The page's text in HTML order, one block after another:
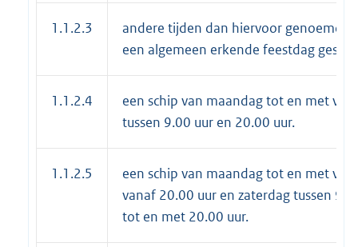
1.1.2.3
andere tijden dan hiervoor genoemd
een algemeen erkende feestdag
1.1.2.4
een schip van maandag tot en met
tussen 9.00 uur en 20.00 uur.
1.1.2.5
een schip van maandag tot en met
vanaf 20.00 uur en zaterdag tussen
tot en met 20.00 uur.